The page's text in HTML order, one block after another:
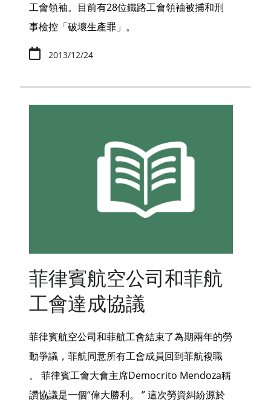
工會領袖。目前有28位鐵路工會領袖被捕和刑
事檢控「破壞生產罪」。
2013/12/24
菲律賓航空公司和菲航
工會達成協議
菲律賓航空公司和菲航工會結束了為期兩年的勞
動爭議，菲航同意所有工會成員回到菲航複職
。 菲律賓工會大會主席Democrito Mendoza稱
讚協議是一個“偉大勝利。 ” 這次勞資糾紛源於